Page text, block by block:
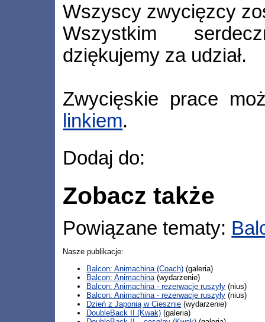
Wszyscy zwycięzcy
Wszystkim
dziękujemy za udział.
Zwycięskie prace
linkiem.
Dodaj do:
Zobacz także
Powiązane tematy:
Nasze publikacje:
Balcon: Animachina (Coach) (galeria)
Balcon: Animachina (wydarzenie)
Balcon: Animachina - rezerwacje ruszyły (nius)
Balcon: Animachina - rezerwacje ruszyły (nius)
Dzień z Japonią w Ciesznie (wydarzenie)
DoubleBack II (Kwak) (galeria)